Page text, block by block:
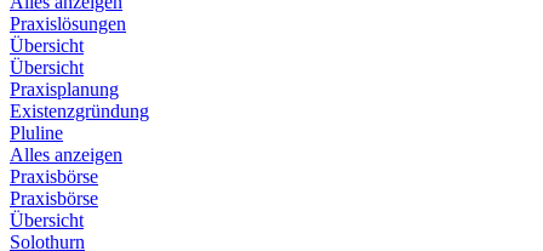
Praxislösungen
Übersicht
Übersicht
Praxisplanung
Existenzgründung
Pluline
Alles anzeigen
Praxisbörse
Praxisbörse
Übersicht
Solothurn